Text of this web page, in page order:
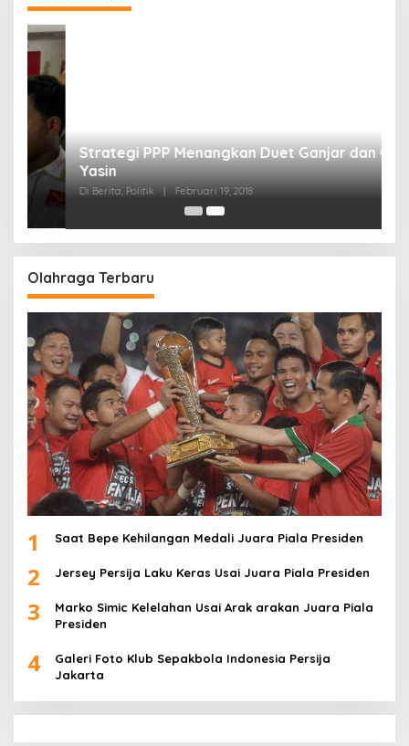
Strategi PPP Menangkan Duet Ganjar dan Gus
Yasin
Di Berita, Politik | Februari 19, 2018
Olahraga Terbaru
1 Saat Bepe Kehilangan Medali Juara Piala Presiden
2 Jersey Persija Laku Keras Usai Juara Piala Presiden
3
Marko Simic Kelelahan Usai Arak arakan Juara Piala
Presiden
4
Galeri Foto Klub Sepakbola Indonesia Persija
Jakarta